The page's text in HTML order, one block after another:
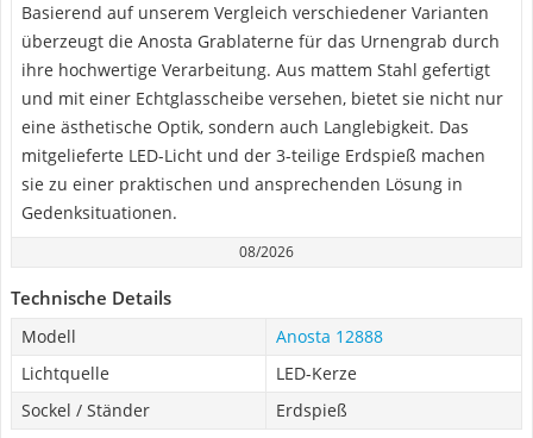
Basierend auf unserem Vergleich verschiedener Varianten
überzeugt die Anosta Grablaterne für das Urnengrab durch
ihre hochwertige Verarbeitung. Aus mattem Stahl gefertigt
und mit einer Echtglasscheibe versehen, bietet sie nicht nur
eine ästhetische Optik, sondern auch Langlebigkeit. Das
mitgelieferte LED-Licht und der 3-teilige Erdspieß machen
sie zu einer praktischen und ansprechenden Lösung in
Gedenksituationen.
08/2026
Technische Details
Modell
Anosta 12888
Lichtquelle
LED-Kerze
Sockel / Ständer
Erdspieß